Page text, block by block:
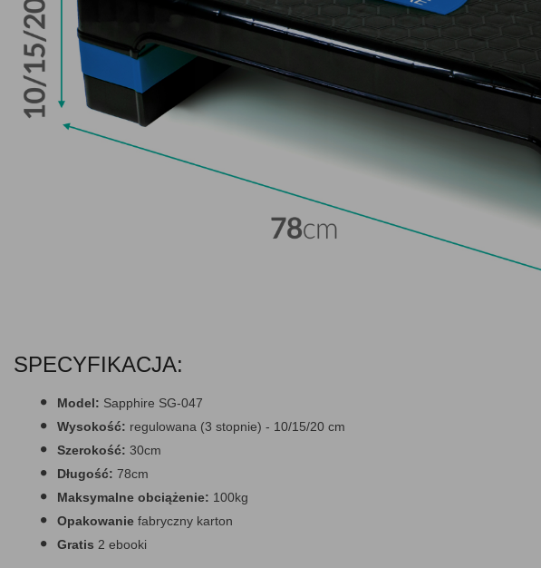
SPECYFIKACJA:
Model: Sapphire SG-047
Wysokość: regulowana (3 stopnie) - 10/15/20 cm
Szerokość: 30cm
Długość: 78cm
Maksymalne obciążenie: 100kg
Opakowanie fabryczny karton
Gratis 2 ebooki